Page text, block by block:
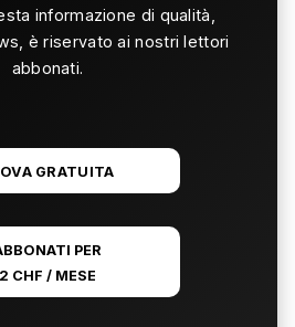
informazione di qualità,
è riservato ai nostri lettori
abbonati.
GRATUITA
PER
2 CHF / MESE